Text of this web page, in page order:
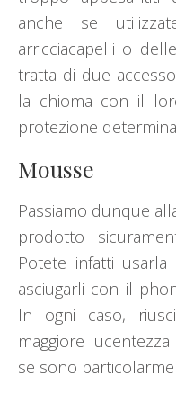
anche se
arricciacapelli o
tratta di due
la chioma con il
protezione
Mousse
Passiamo dunque
prodotto
Potete infatti
asciugarli con il
In ogni caso,
maggiore
se sono